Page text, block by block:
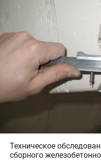
Техническое
сборного